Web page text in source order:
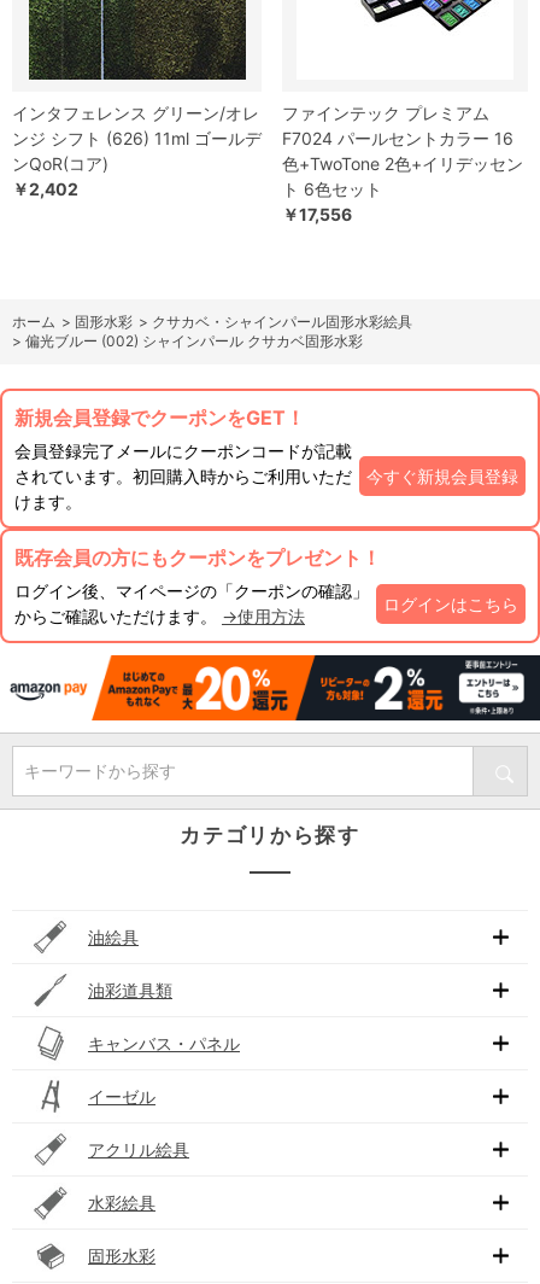
インタフェレンス グリーン/オレ
ンジ シフト (626) 11ml ゴールデ
ンQoR(コア)
￥2,402
ファインテック プレミアム
F7024 パールセントカラー 16
色+TwoTone 2色+イリデッセン
ト 6色セット
￥17,556
ホーム > 固形水彩 > クサカベ・シャインパール固形水彩絵具
> 偏光ブルー (002) シャインパール クサカベ固形水彩
新規会員登録でクーポンをGET！
会員登録完了メールにクーポンコードが記載
されています。初回購入時からご利用いただ
けます。
今すぐ新規会員登録
既存会員の方にもクーポンをプレゼント！
ログイン後、マイページの「クーポンの確認」
からご確認いただけます。 →使用方法
ログインはこちら
キーワードから探す
カテゴリから探す
油絵具
油彩道具類
キャンバス・パネル
イーゼル
アクリル絵具
水彩絵具
固形水彩